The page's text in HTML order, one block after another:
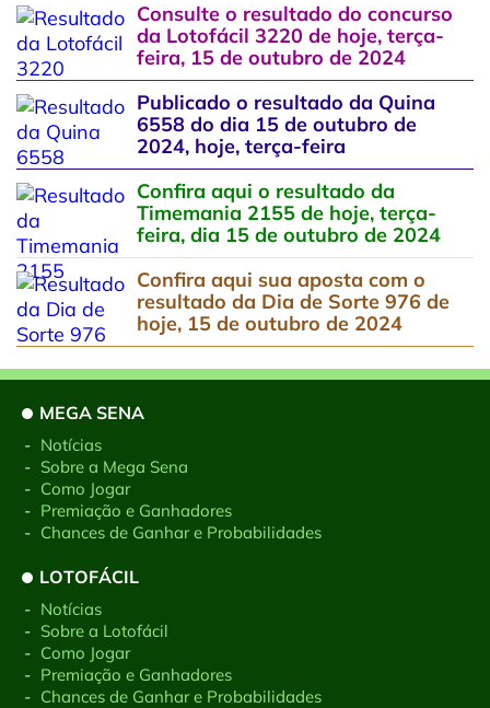
Consulte o resultado do concurso
da Lotofácil 3220 de hoje, terça-
feira, 15 de outubro de 2024
Publicado o resultado da Quina
6558 do dia 15 de outubro de
2024, hoje, terça-feira
Confira aqui o resultado da
Timemania 2155 de hoje, terça-
feira, dia 15 de outubro de 2024
Confira aqui sua aposta com o
resultado da Dia de Sorte 976 de
hoje, 15 de outubro de 2024
MEGA SENA
- Notícias
- Sobre a Mega Sena
- Como Jogar
- Premiação e Ganhadores
- Chances de Ganhar e Probabilidades
LOTOFÁCIL
- Notícias
- Sobre a Lotofácil
- Como Jogar
- Premiação e Ganhadores
- Chances de Ganhar e Probabilidades